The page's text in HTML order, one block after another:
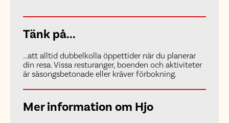
Tänk på...
...att alltid dubbelkolla öppettider när du planerar
din resa. Vissa resturanger, boenden och aktiviteter
är säsongsbetonade eller kräver förbokning.
Mer information om Hjo